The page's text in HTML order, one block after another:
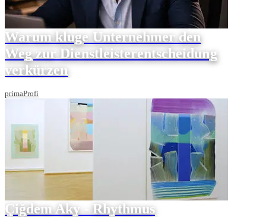
Warum kluge Unternehmer den
Weg zur Dienstleisterentscheidung
verkürzen
primaProfi
Çiğdem Aky - Rhythmus